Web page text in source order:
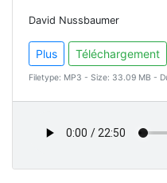
David Nussbaumer
Plus Téléchargement
Filetype: MP3 - Size: 33.09 MB -